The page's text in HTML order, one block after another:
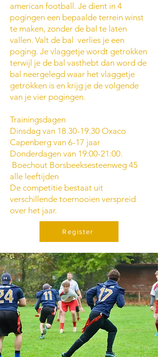
american football. Je dient in 4
pogingen een bepaalde terrein winst
te maken, zonder de bal te laten
vallen. Valt de bal verlies je een
poging. Je vlaggetje wordt getrokken
terwijl je de bal vasthebt dan word de
bal neergelegd waar het vlaggetje
getrokken is en krijg je de volgende
van je vier pogingen.
Trainingsdagen
Dinsdag van 18.30-19.30 Oxaco
Capenberg van 6-17 jaar
Donderdagen van 19:00-21:00.
Boechout Borsbeeksesteenweg 45
alle leeftijden
De competitie bestaat uit
verschillende toernooien verspreid
over het jaar.
Register